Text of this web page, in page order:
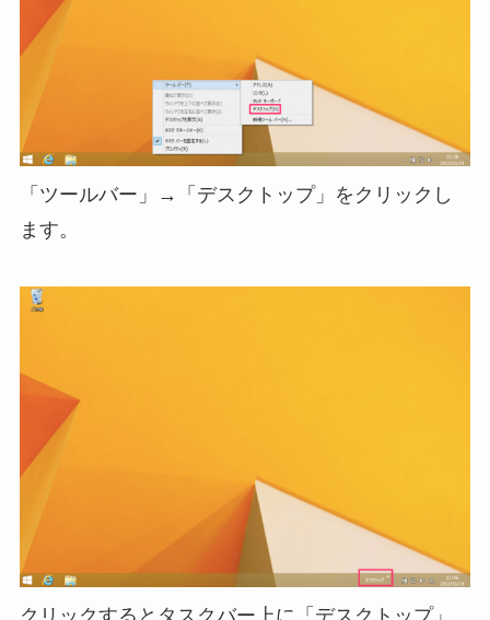
「ツールバー」→「デスクトップ」をクリックし
ます。